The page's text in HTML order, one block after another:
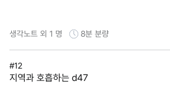
생각노트 외 1 명 8분 분량
#12
지역과 호흡하는 d47